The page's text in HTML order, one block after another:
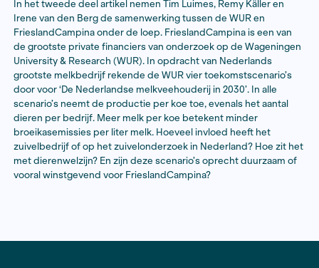
In het eerste artikel duiken Tim Luimes, Irene van den
Käller, Michiel van Herpen en Mirjam van der Puijl in
tussen WUR en multinational Unilever, die tot in de
rangen zichtbaar is: WUR-voorzitter Louise Fresco
niet-uitvoerend bestuurslid bij de multinational. Hoe
verstrengeling van WUR en Unilever er in de praktijk
Welke gevolgen heeft deze samenwerking op het
aan de universiteit wordt gedaan? En welke mogelijke
heeft de invloed van Unilever?
de grootste private financiers van onderzoek op de